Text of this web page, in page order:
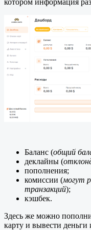
Баланс (общий
деклайны (
пополнения;
комиссии (могут
транзакций);
кэшбек.
Здесь же можно
карту и вывести деньги